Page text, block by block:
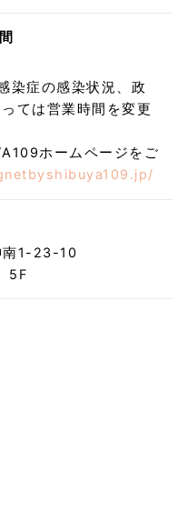
染症の感染状況、政
ては営業時間を変更
ホームページをご
南1-23-10
5F